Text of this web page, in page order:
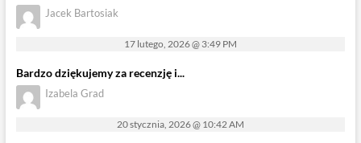
Jacek Bartosiak
17 lutego, 2026 @ 3:49 PM
Bardzo dziękujemy za recenzję i...
Izabela Grad
20 stycznia, 2026 @ 10:42 AM